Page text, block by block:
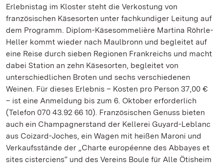
Erlebnistag im Kloster steht die Verkostung von
französischen Käsesorten unter fachkundiger Leitung auf
dem Programm. Diplom-Käsesommelière Martina Röhrle-
Heller kommt wieder nach Maulbronn und begleitet auf
eine Reise durch sieben Regionen Frankreichs und macht
dabei Station an zehn Käsesorten, begleitet von
unterschiedlichen Broten und sechs verschiedenen
Weinen. Für dieses Erlebnis – Kosten pro Person 37,00 €
– ist eine Anmeldung bis zum 6. Oktober erforderlich
(Telefon 070 43.92 66 10). Französischen Genuss bieten
auch ein Champagnerstand der Kellerei Guyard-Leblanc
aus Coizard-Joches, ein Wagen mit heißen Maroni und
Verkaufsstände der „Charte européenne des Abbayes et
sites cisterciens“ und des Vereins Boule für Alle Ötisheim